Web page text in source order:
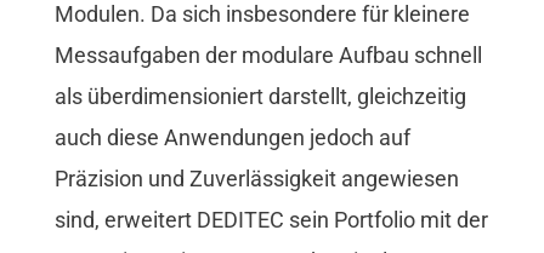
Modulen. Da sich insbesondere für kleinere
Messaufgaben der modulare Aufbau schnell
als überdimensioniert darstellt, gleichzeitig
auch diese Anwendungen jedoch auf
Präzision und Zuverlässigkeit angewiesen
sind, erweitert DEDITEC sein Portfolio mit der